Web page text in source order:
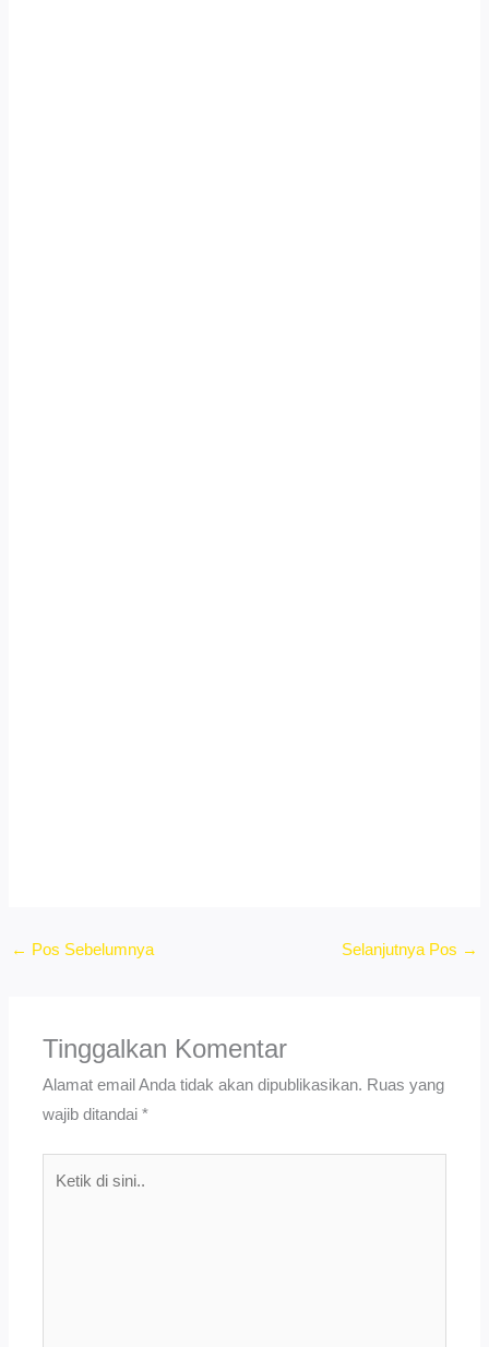
← Pos Sebelumnya Selanjutnya Pos →
Tinggalkan Komentar
Alamat email Anda tidak akan dipublikasikan. Ruas yang
wajib ditandai*